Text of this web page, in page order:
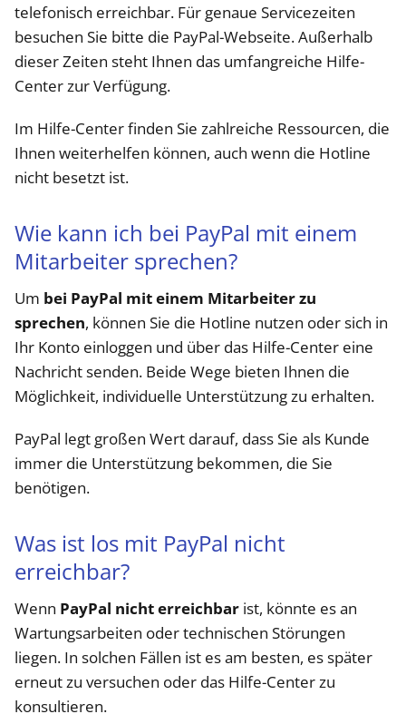
telefonisch erreichbar. Für genaue Servicezeiten
besuchen Sie bitte die PayPal-Webseite. Außerhalb
dieser Zeiten steht Ihnen das umfangreiche Hilfe-
Center zur Verfügung.
Im Hilfe-Center finden Sie zahlreiche Ressourcen, die
Ihnen weiterhelfen können, auch wenn die Hotline
nicht besetzt ist.
Wie kann ich bei PayPal mit einem
Mitarbeiter sprechen?
Um bei PayPal mit einem Mitarbeiter zu
sprechen, können Sie die Hotline nutzen oder sich in
Ihr Konto einloggen und über das Hilfe-Center eine
Nachricht senden. Beide Wege bieten Ihnen die
Möglichkeit, individuelle Unterstützung zu erhalten.
PayPal legt großen Wert darauf, dass Sie als Kunde
immer die Unterstützung bekommen, die Sie
benötigen.
Was ist los mit PayPal nicht
erreichbar?
Wenn PayPal nicht erreichbar ist, könnte es an
Wartungsarbeiten oder technischen Störungen
liegen. In solchen Fällen ist es am besten, es später
erneut zu versuchen oder das Hilfe-Center zu
konsultieren.